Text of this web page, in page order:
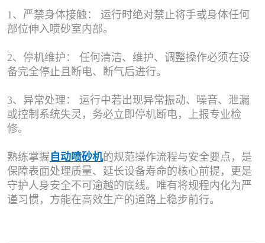
1、严禁身体接触： 运行时绝对禁止将手或身体任何
部位伸入喷砂室内部。
2、停机维护： 任何清洁、维护、调整操作必须在设
备完全停止且断电、断气后进行。
3、异常处理： 运行中若出现异常振动、噪音、泄漏
或控制系统失灵，务必立即停机断电，上报专业检
修。
熟练掌握 自动喷砂机的规范操作流程与安全要点，是
保障表面处理质量、延长设备寿命的核心前提，更是
守护人身安全不可逾越的底线。唯有将规程内化为严
谨习惯，方能在高效生产的道路上稳步前行。